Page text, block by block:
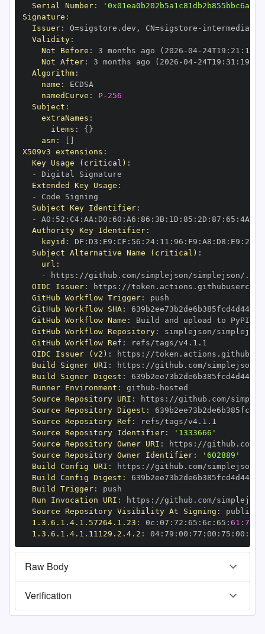
Serial Number:
Signature :
Issuer: O=sigstore.dev , CN=sigstore -
Validity:
Not Before : 3 months ago (2026 -04- 24T19 : 21 :
Not After: 3 months ago (2026 -04- 24T19 : 31 : 19+00
Algorithm:
name :
namedCurve : P- 256
Subject :
extraNames :
items : { }
asn :
X509v3 extensions :
Key Usage (critical) :
-
Extended Key Usage :
-
Subject Key Identifier:
-
A0 : 52 : C4: AA : D0 : 60 : A6 : 86 : 3B: 1D : 85 : 2D : 87 : 65 : 4A
Authority Key Identifier:
keyid : DF : D3 : E9 : CF : 56 : 24: 11 : 96 : F9 : A8 : D8 : E9 : 28
Subject Alternative Name (critical) :
url :
-
https : //github.com/simplejson/simplejson/
OIDC Issuer: https :
GitHub Workflow Trigger:
GitHub Workflow SHA:
GitHub Workflow Name :
GitHub Workflow Repository:
GitHub Workflow Ref :
OIDC Issuer (v2) : https :
Build Signer URI : https : //github.com/simplejson/
Build Signer Digest :
Runner Environment : github -
Source Repository URI : https :
Source Repository Digest :
Source Repository Ref :
Source Repository Identifier:
'1333666'
Source Repository Owner URI : https :
Source Repository Owner Identifier:
'602889'
Build Config URI : https : //github.com/simplejson/
Build Config Digest :
Build Trigger:
Run Invocation URI : https :
Source Repository Visibility At Signing :
1.3.6.1.4.1.57264.1.23 : 0c : 07 : 72 : 65 : 6c : 65 :
1.3.6.1.4.1.11129.2.4.2 : 04: 79 : 00 : 77 : 00 : 75 : 00 : dd
Raw Body
Verification